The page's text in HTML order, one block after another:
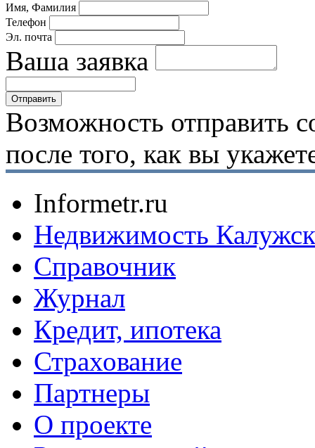
Имя, Фамилия
Телефон
Эл. почта
Ваша заявка
Возможность отправить
после того, как вы
Informetr.ru
Недвижимость
Справочник
Журнал
Кредит, ипотека
Страхование
Партнеры
O проекте